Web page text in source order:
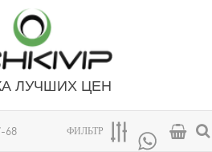
ЛУЧШИХ ЦЕН
68 ФИЛЬТР